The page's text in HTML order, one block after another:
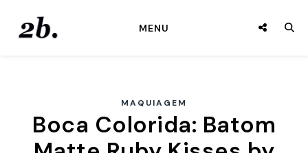
MENU
MAQUIAGEM
Boca Colorida: Batom